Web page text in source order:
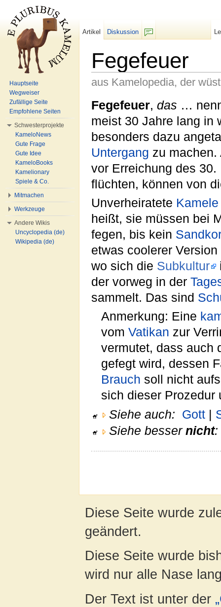
Fegefeuer
aus Kamelopedia, der
Fegefeuer, das …
meist 30 Jahre lang in
besonders dazu
Untergang zu
vor Erreichung des
flüchten, können von
Unverheiratete Kamele
heißt, sie müssen bei
fegen, bis kein
etwas coolerer
wo sich die Subkultur
der vorweg in der
sammelt. Das sind
Anmerkung: Eine
vomVatikan zur
vermutet, dass auch
gefegt wird, dessen
Brauch soll nicht
sich dieser Prozedur
Siehe auch: Gott |
Siehe bessernicht:
Artikel
Diskussion
Hauptseite
Wegweiser
Zufällige Seite
Empfohlene Seiten
Schwesterprojekte
KameloNews
Gute Frage
Gute Idee
KameloBooks
Kamelionary
Spiele & Co.
Mitmachen
Werkzeuge
Andere Wikis
Uncyclopedia (de)
Wikipedia (de)
Diese Seite wurde
geändert.
Diese Seite wurde
wird nur alle Nase
Der Text ist unter der